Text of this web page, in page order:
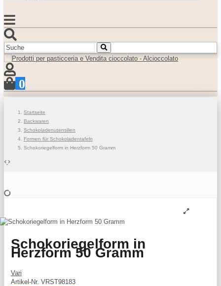
0
Startseite
Backwaren
Schokoladenutensilien
Formen für Schokoladentafeln
Schokoriegelform in Herzform 50 Gramm
Schokoriegelform in
Herzform 50 Gramm
Vari
Artikel-Nr. VRST98183